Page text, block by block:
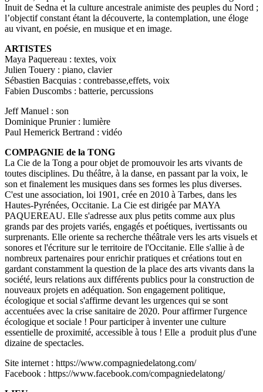
Inuit de Sedna et la culture ancestrale animiste des peuples du Nord ;
l’objectif constant étant la découverte, la contemplation, une éloge
au vivant, en poésie, en musique et en image.
ARTISTES
Maya Paquereau : textes, voix
Julien Touery : piano, clavier
Sébastien Bacquias : contrebasse,effets, voix
Fabien Duscombs : batterie, percussions
Jeff Manuel : son
Dominique Prunier : lumière
Paul Hemerick Bertrand : vidéo
COMPAGNIE de la TONG
La Cie de la Tong a pour objet de promouvoir les arts vivants de
toutes disciplines. Du théâtre, à la danse, en passant par la voix, le
son et finalement les musiques dans ses formes les plus diverses.
C'est une association, loi 1901, crée en 2010 à Tarbes, dans les
Hautes-Pyrénées, Occitanie. La Cie est dirigée par MAYA
PAQUEREAU. Elle s'adresse aux plus petits comme aux plus
grands par des projets variés, engagés et poétiques, ivertissants ou
surprenants. Elle oriente sa recherche théâtrale vers les arts visuels et
sonores et l'écriture sur le territoire de l'Occitanie. Elle s'allie à de
nombreux partenaires pour enrichir pratiques et créations tout en
gardant constamment la question de la place des arts vivants dans la
société, leurs relations aux différents publics pour la construction de
nouveaux projets en adéquation. Son engagement politique,
écologique et social s'affirme devant les urgences qui se sont
accentuées avec la crise sanitaire de 2020. ​Pour affirmer l'urgence
écologique et sociale ! Pour participer à inventer une culture
essentielle de proximité, accessible à tous ! Elle a produit plus d'une
dizaine de spectacles.
Site internet : https://www.compagniedelatong.com/
Facebook : https://www.facebook.com/compagniedelatong/